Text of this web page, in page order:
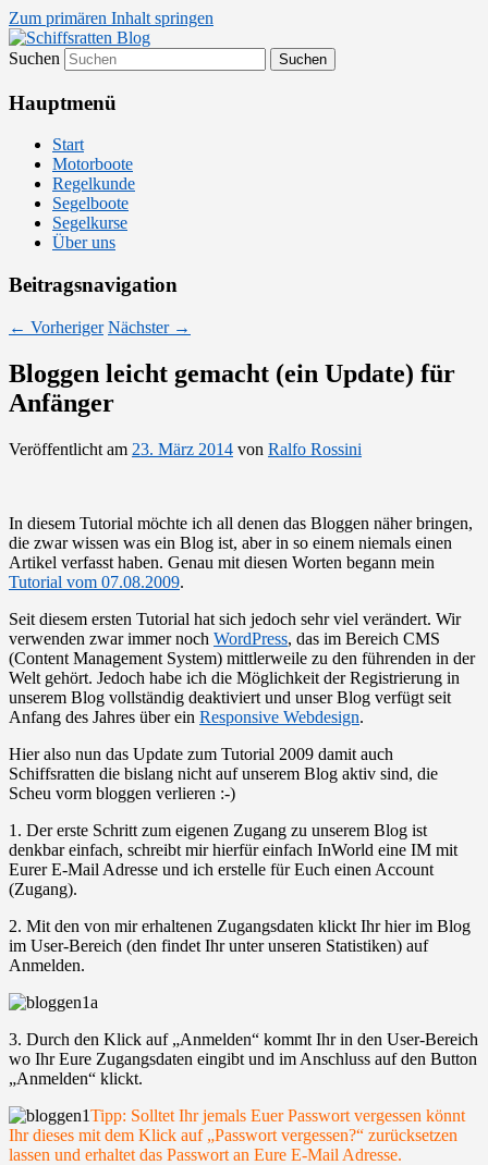
Zum primären Inhalt springen
Schiffsratten Blog
Segelsport in Second Life
Suchen
Hauptmenü
Start
Motorboote
Regelkunde
Segelboote
Segelkurse
Über uns
Beitragsnavigation
← Vorheriger Nächster →
Bloggen leicht gemacht (ein Update) für
Anfänger
Veröffentlicht am 23. März 2014 von Ralfo Rossini
In diesem Tutorial möchte ich all denen das Bloggen näher bringen,
die zwar wissen was ein Blog ist, aber in so einem niemals einen
Artikel verfasst haben. Genau mit diesen Worten begann mein
Tutorial vom 07.08.2009.
Seit diesem ersten Tutorial hat sich jedoch sehr viel verändert. Wir
verwenden zwar immer noch WordPress, das im Bereich CMS
(Content Management System) mittlerweile zu den führenden in der
Welt gehört. Jedoch habe ich die Möglichkeit der Registrierung in
unserem Blog vollständig deaktiviert und unser Blog verfügt seit
Anfang des Jahres über ein Responsive Webdesign.
Hier also nun das Update zum Tutorial 2009 damit auch
Schiffsratten die bislang nicht auf unserem Blog aktiv sind, die
Scheu vorm bloggen verlieren :-)
1. Der erste Schritt zum eigenen Zugang zu unserem Blog ist
denkbar einfach, schreibt mir hierfür einfach InWorld eine IM mit
Eurer E-Mail Adresse und ich erstelle für Euch einen Account
(Zugang).
2. Mit den von mir erhaltenen Zugangsdaten klickt Ihr hier im Blog
im User-Bereich (den findet Ihr unter unseren Statistiken) auf
Anmelden.
3. Durch den Klick auf „Anmelden“ kommt Ihr in den User-Bereich
wo Ihr Eure Zugangsdaten eingibt und im Anschluss auf den Button
„Anmelden“ klickt.
Tipp: Solltet Ihr jemals Euer Passwort vergessen könnt
Ihr dieses mit dem Klick auf „Passwort vergessen?“ zurücksetzen
lassen und erhaltet das Passwort an Eure E-Mail Adresse.